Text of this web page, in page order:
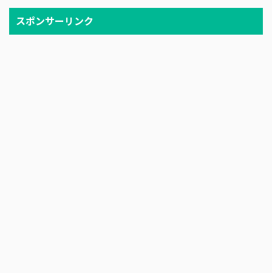
スポンサーリンク